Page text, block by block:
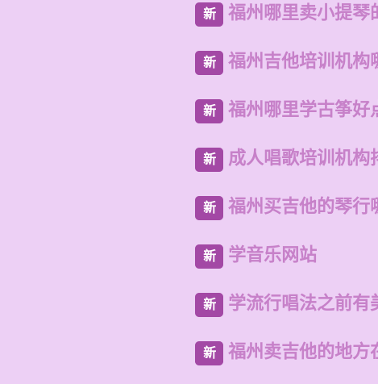
新 福州哪里卖小提琴
新 福州吉他培训机构
新 福州哪里学古筝好
新 成人唱歌培训机构
新 福州买吉他的琴行
新 学音乐网站
新 学流行唱法之前有
新 福州卖吉他的地方